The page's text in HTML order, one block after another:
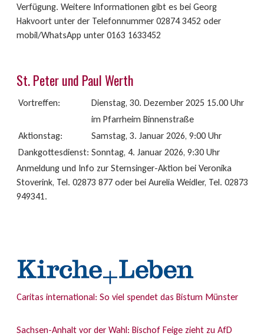
Verfügung. Weitere Informationen gibt es bei Georg
Hakvoort unter der Telefonnummer 02874 3452 oder
mobil/WhatsApp unter 0163 1633452
St. Peter und Paul Werth
Vortreffen:
Dienstag, 30. Dezember 2025 15.00 Uhr
im Pfarrheim Binnenstraße
Aktionstag:
Samstag, 3. Januar 2026, 9:00 Uhr
Dankgottesdienst: Sonntag, 4. Januar 2026, 9:30 Uhr
Anmeldung und Info zur Sternsinger-Aktion bei Veronika
Stoverink, Tel. 02873 877 oder bei Aurelia Weidler, Tel. 02873
949341.
Caritas international: So viel spendet das Bistum Münster
Sachsen-Anhalt vor der Wahl: Bischof Feige zieht zu AfD